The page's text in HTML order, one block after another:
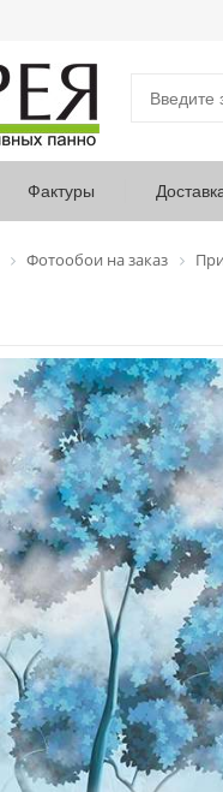
Фактуры
Фотообои на заказ